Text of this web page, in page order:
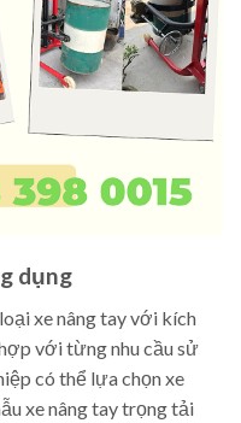
dụng
xe nâng tay với kích
với từng nhu cầu sử
có thể lựa chọn xe
xe nâng tay trọng tải